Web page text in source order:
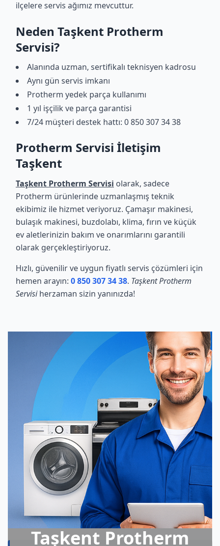
ilçelere servis ağımız mevcuttur.
Neden Taşkent Protherm
Servisi?
Alanında uzman, sertifikalı teknisyen kadrosu
Aynı gün servis imkanı
Protherm yedek parça kullanımı
1 yıl işçilik ve parça garantisi
7/24 müşteri destek hattı: 0 850 307 34 38
Protherm Servisi İletişim
Taşkent
Taşkent Protherm Servisi olarak, sadece
Protherm ürünlerinde uzmanlaşmış teknik
ekibimiz ile hizmet veriyoruz. Çamaşır makinesi,
bulaşık makinesi, buzdolabı, klima, fırın ve küçük
ev aletlerinizin bakım ve onarımlarını garantili
olarak gerçekleştiriyoruz.
Hızlı, güvenilir ve uygun fiyatlı servis çözümleri için
hemen arayın: 0 850 307 34 38. Taşkent Protherm
Servisiherzaman sizin yanınızda!
Taşkent Protherm